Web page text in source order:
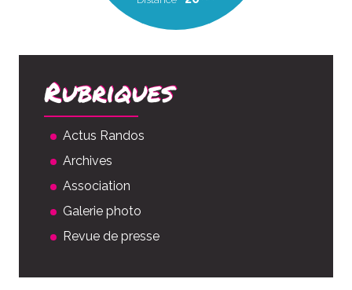
Rubriques
Actus Randos
Archives
Association
Galerie photo
Revue de presse